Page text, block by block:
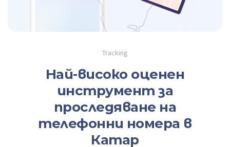
Tracking
Най-високо оценен
инструмент за
проследяване на
телефонни номера в
Катар